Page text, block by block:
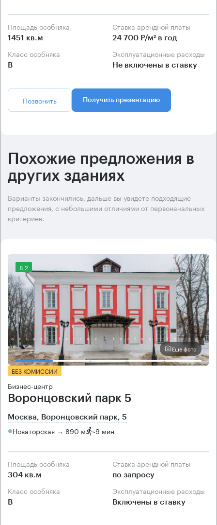
Площадь особняка
1451 кв.м
Ставка арендной платы
24 700 Р/м² в год
Класс особняка
B
Эксплуатационные расходы
Не включены в ставку
Позвонить Получить презентацию
Похожие предложения в
других зданиях
Варианты закончились, дальше вы увидете подходящие
предложения, с небольшими отличиями от первоначальных
критериев.
8.2
Еще фото
БЕЗ КОМИССИИ
Бизнес-центр
Воронцовский парк 5
Москва, Воронцовский парк, 5
Новаторская → 890 м ~9 мин
Площадь особняка
304 кв.м
Ставка арендной платы
по запросу
Класс особняка
B
Эксплуатационные расходы
Включены в ставку